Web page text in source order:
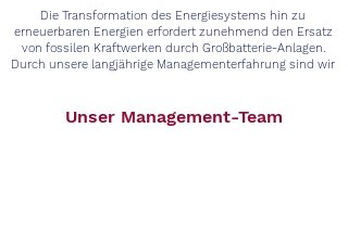
Die Transformation des Energiesystems hin zu
erneuerbaren Energien erfordert zunehmend den Ersatz
von fossilen Kraftwerken durch Großbatterie-Anlagen.
Durch unsere langjährige Managementerfahrung sind wir
Unser Management-Team